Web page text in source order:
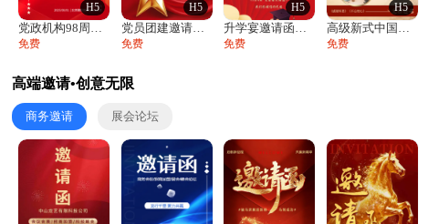
H5
党政机构98周年八一建军节庆祝晚会活动邀
免费
H5
党员团建邀请函党建活动风采党会工作汇报总
免费
H5
升学宴邀请函喜报金榜题名高端谢师宴邀请函
免费
H5
高级新式中国风升学宴谢师宴入学答谢宴邀请
免费
高端邀请•创意无限
商务邀请 展会论坛